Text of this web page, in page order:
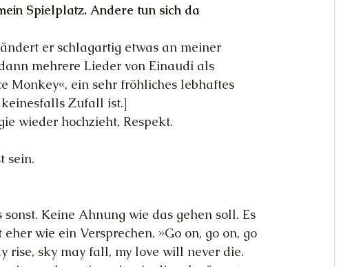
Spielplatz. Andere tun sich da
er schlagartig etwas an meiner
mehrere Lieder von Einaudi als
Monkey«, ein sehr fröhliches lebhaftes
Zufall ist.]
wieder hochzieht, Respekt.
sein.
Keine Ahnung wie das gehen soll. Es
wie ein Versprechen. »Go on, go on, go
rise, sky may fall, my love will never die.